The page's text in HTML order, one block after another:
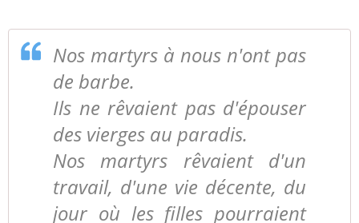
Nos martyrs à nous n'ont pas
de barbe.
Ils ne rêvaient pas d'épouser
des vierges au paradis.
Nos martyrs rêvaient d'un
travail, d'une vie décente, du
jour où les filles pourraient